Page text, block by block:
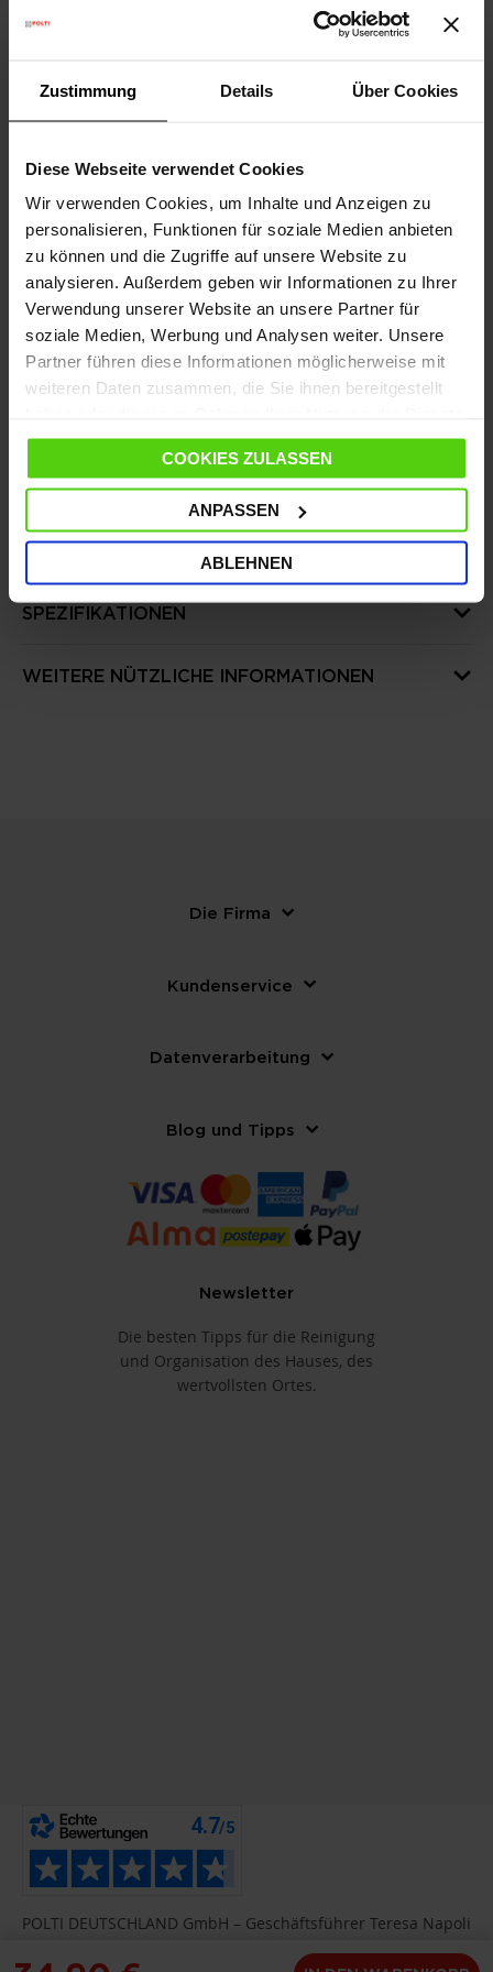
Zustimmung Details Über Cookies
Diese Webseite verwendet Cookies
Wir verwenden Cookies, um Inhalte und Anzeigen zu
personalisieren, Funktionen für soziale Medien anbieten
zu können und die Zugriffe auf unsere Website zu
analysieren. Außerdem geben wir Informationen zu Ihrer
Verwendung unserer Website an unsere Partner für
soziale Medien, Werbung und Analysen weiter. Unsere
Partner führen diese Informationen möglicherweise mit
weiteren Daten zusammen, die Sie ihnen bereitgestellt
gesammelt haben.
COOKIES ZULASSEN
ANPASSEN
ABLEHNEN
Gesetzliche Garantie2 Jahre
(1 Jahr für generalüberholte Produkte)
Brauchen Sie Hilfe?Sehen Sie sich unsere
häufig gestellten Fragenan oder
besuchen Sie die Seite Kundendienst
Vom 10. bis zum 14. August wird der Versand
ausgesetzt; ab dem 17. August läuft er wieder wie
gewohnt weiter.
DETAILS
MERKMALE
SPEZIFIKATIONEN
WEITERE NÜTZLICHE INFORMATIONEN
Die Firma
Kundenservice
Datenverarbeitung
Blog und Tipps
Newsletter
Die besten Tipps für die Reinigung
und Organisation des Hauses, des
wertvollsten Ortes.
POLTI DEUTSCHLAND GmbH – Geschäftsführer Teresa Napoli